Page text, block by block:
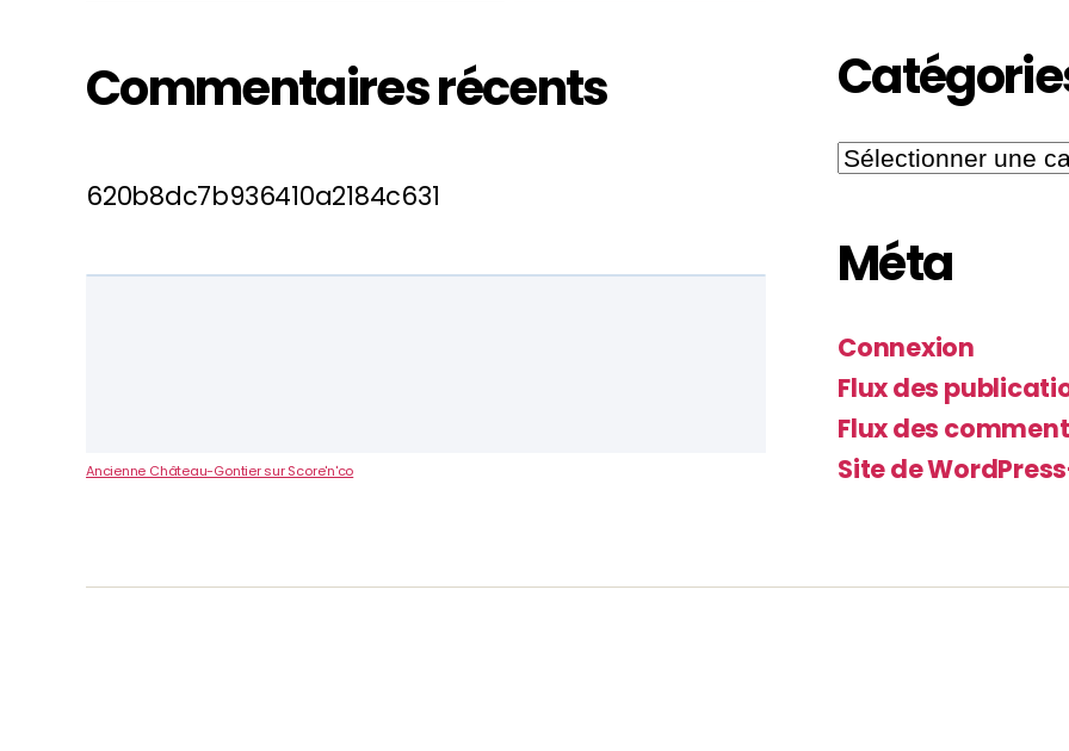
Commentaires récents
620b8dc7b936410a2184c631
Ancienne Château-Gontier sur Score'n'co
Méta
Connexion
Flux des
Flux des
Site de